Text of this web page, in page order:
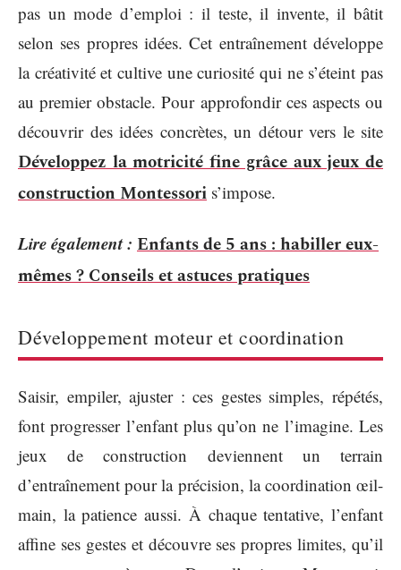
pas un mode d’emploi : il teste, il invente, il bâtit
selon ses propres idées. Cet entraînement développe
la créativité et cultive une curiosité qui ne s’éteint pas
au premier obstacle. Pour approfondir ces aspects ou
découvrir des idées concrètes, un détour vers le site
Développez la motricité fine grâce aux jeux de
construction Montessori s’impose.
Lire également : Enfants de 5 ans : habiller eux-
mêmes ? Conseils et astuces pratiques
Développement moteur et coordination
Saisir, empiler, ajuster : ces gestes simples, répétés,
font progresser l’enfant plus qu’on ne l’imagine. Les
jeux de construction deviennent un terrain
d’entraînement pour la précision, la coordination œil-
main, la patience aussi. À chaque tentative, l’enfant
affine ses gestes et découvre ses propres limites, qu’il